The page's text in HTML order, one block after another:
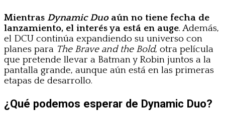
Mientras Dynamic Duoaún no tiene fecha de
lanzamiento, el interés ya está en auge. Además,
el DCU continúa expandiendo su universo con
planes para The Brave and the Bold, otra película
que pretende llevar a Batman y Robin juntos a la
pantalla grande, aunque aún está en las primeras
etapas de desarrollo.
¿Qué podemos esperar de Dynamic Duo?